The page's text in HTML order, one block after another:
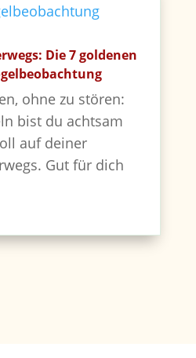
Die 7 goldenen
ohne zu stören:
bist du achtsam
auf deiner
Gut für dich